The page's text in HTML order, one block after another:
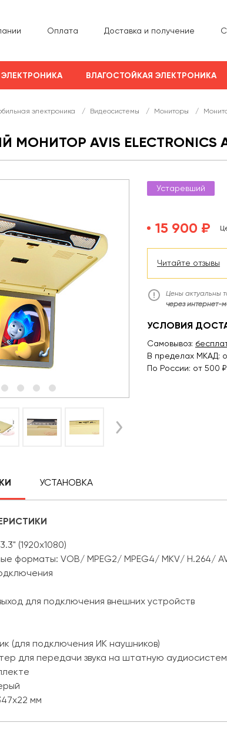
Оплата Доставка и получение
ВЛАГОСТОЙКАЯ ЭЛЕКТРОНИКА
электроника / Видеосистемы / Мониторы /
AVIS ELECTRONICS
Устаревший
15 900 ₽
Читайте отзывы
Цены актуальны
через интернет-
УСЛОВИЯ
Самовывоз:
В пределах МКАД:
По России: от 500 ₽
УСТАНОВКА
(1920х1080)
форматы: VOB/ MPEG2/ MPEG4/ MKV/ H.264/
для подключения внешних устройств
(для подключения ИК наушников)
для передачи звука на штатную
мм